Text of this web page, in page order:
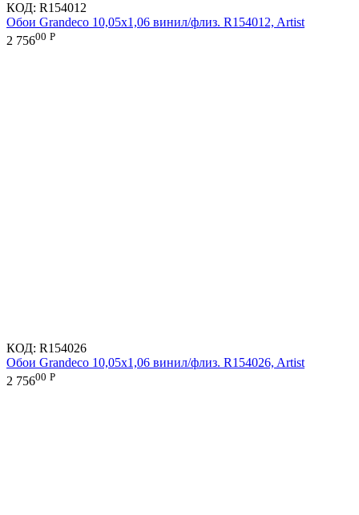
КОД: R154012
Обои Grandeco 10,05х1,06 винил/флиз. R154012, Artist
2 75600 Р
КОД: R154026
Обои Grandeco 10,05х1,06 винил/флиз. R154026, Artist
2 75600 Р